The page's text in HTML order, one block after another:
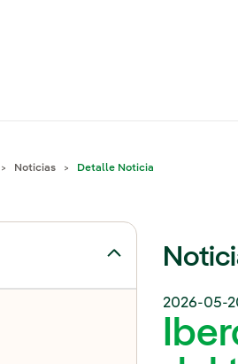
Noticias Detalle Noticia
para Noticias
2026-05-